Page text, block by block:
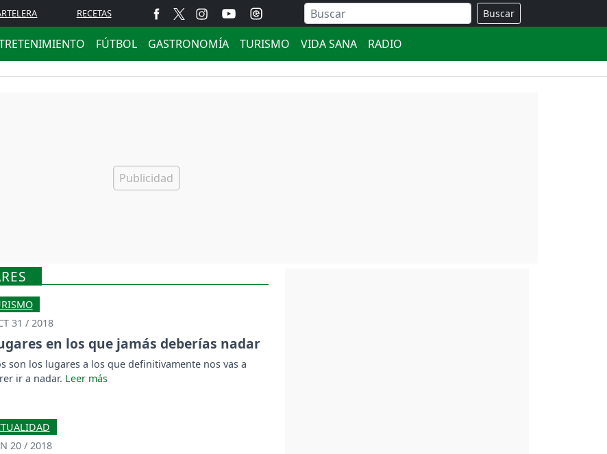
RECETAS Buscar
FÚTBOL GASTRONOMÍA TURISMO VIDA SANA RADIO
31 / 2018
en los que jamás deberías nadar
son los lugares a los que definitivamente nos vas a
ir a nadar.
20 / 2018